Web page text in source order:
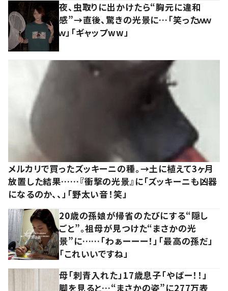
夜、虫取りに出かけたら“胸元に違和
感”→直後、驚きの光景に…「笑ったｗｗ
ｗ」「ギャップww」
メルカリで買ったズッキーニの種。→土に植えて3ヶ月
放置した結果……『衝撃の光景』に「ズッキーニも凶器
になるのか、、」「野太い音！笑」
20歳の孫娘が帰省のたびにする“隠し
ごと”。祖母が見つけた“まさかの光
景”に……「わぁーーー！」「最高の孫だ」
「これいいですね」
母「刺青入れた」17歳息子「やばー！！」
脚を見ると…“まさかの姿”に277万表